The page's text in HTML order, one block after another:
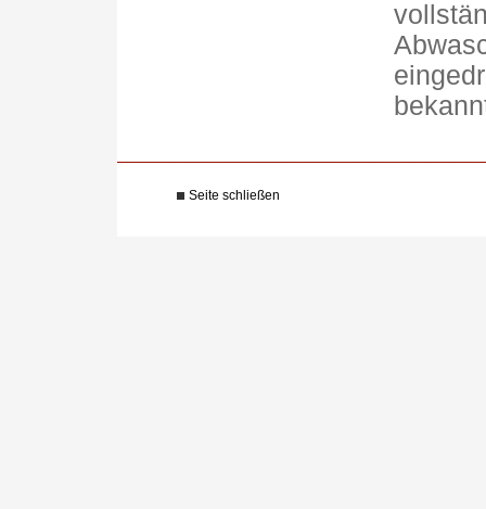
Seite schließen